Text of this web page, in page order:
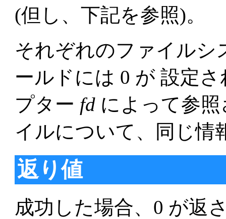
(但し、下記を参照)。
それぞれのファイルシ
ールドには 0 が 設定
プター fd によって参
イルについて、同じ情
返り値
成功した場合、0 が返